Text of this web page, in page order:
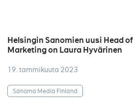
Helsingin Sanomien uusi Head of
Marketing on Laura Hyvärinen
19. tammikuuta 2023
Sanoma Media Finland